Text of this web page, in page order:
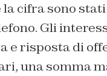
cifra sono
Gli
e risposta di
una somma